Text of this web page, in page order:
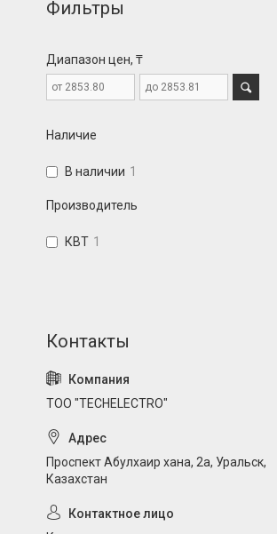
Фильтры
Диапазон цен, ₸
Наличие
В наличии 1
Производитель
КВТ 1
ТОО "TECHELECTRO"
Проспект Абулхаир хана, 2а, Уральск,
Казахстан